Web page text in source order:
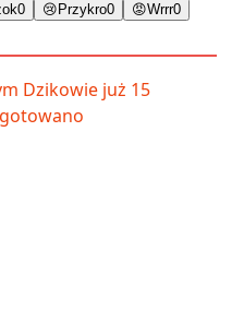
0 😢 Przykro0 😡Wrrr0